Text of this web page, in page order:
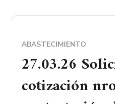
ABASTECIMIENTO
27.03.26
cotización